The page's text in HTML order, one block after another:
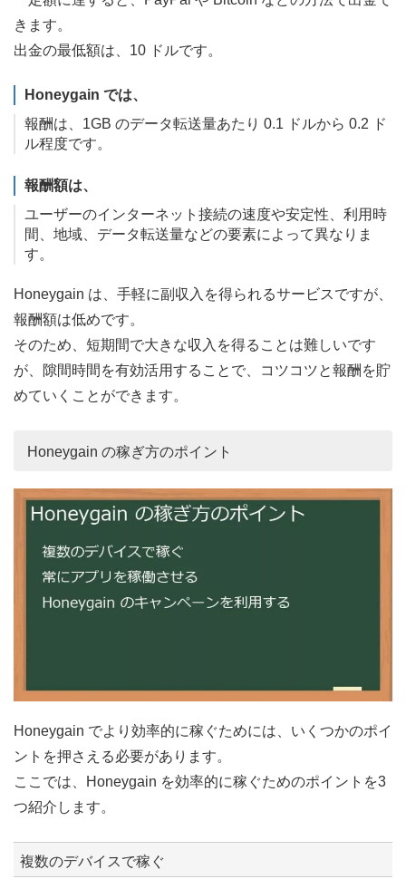
きます。
出金の最低額は、10 ドルです。
Honeygain では、
報酬は、1GB のデータ転送量あたり 0.1 ドルから 0.2 ド
ル程度です。
報酬額は、
ユーザーのインターネット接続の速度や安定性、利用時
間、地域、データ転送量などの要素によって異なりま
す。
Honeygain は、手軽に副収入を得られるサービスですが、
報酬額は低めです。
そのため、短期間で大きな収入を得ることは難しいです
が、隙間時間を有効活用することで、コツコツと報酬を貯
めていくことができます。
Honeygain の稼ぎ方のポイント
Honeygain でより効率的に稼ぐためには、いくつかのポイ
ントを押さえる必要があります。
ここでは、Honeygain を効率的に稼ぐためのポイントを3
つ紹介します。
複数のデバイスで稼ぐ